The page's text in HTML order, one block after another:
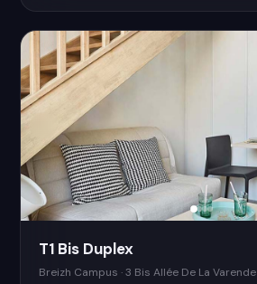
T1 Bis Duplex
Breizh Campus · 3 Bis Allée De La Varende